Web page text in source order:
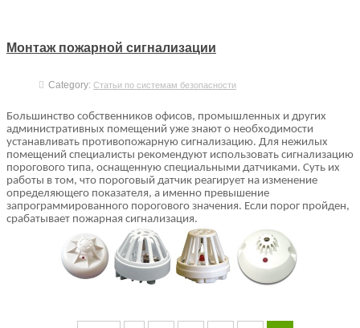
Монтаж пожарной сигнализации
Category: Статьи по системам безопасности
Большинство собственников офисов, промышленных и других
административных помещений уже знают о необходимости
устанавливать противопожарную сигнализацию. Для нежилых
помещений специалисты рекомендуют использовать сигнализацию
порогового типа, оснащенную специальными датчиками. Суть их
работы в том, что пороговый датчик реагирует на изменение
определяющего показателя, а именно превышение
запрограммированного порогового значения. Если порог пройден,
срабатывает пожарная сигнализация.